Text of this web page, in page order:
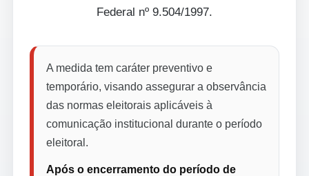
Federal nº 9.504/1997.
A medida tem caráter preventivo e
temporário, visando assegurar a observância
das normas eleitorais aplicáveis à
comunicação institucional durante o período
eleitoral.
Após o encerramento do período de